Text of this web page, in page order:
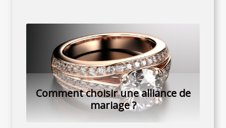
Comment choisir une alliance de
mariage ?